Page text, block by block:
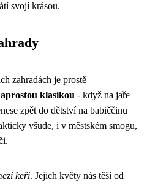
svojí krásou.
zahradách je prostě
klasikou - když na jaře
zpět do dětství na babiččinu
všude, i v městském smogu,
keři. Jejich květy nás těší od